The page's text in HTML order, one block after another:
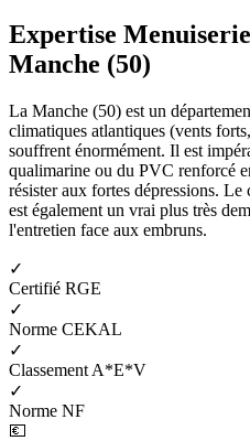
Expertise
Manche (50)
La Manche (50) est un
climatiques atlantiques (vents
souffrent énormément. Il est
qualimarine ou du PVC renforcé
résister aux fortes dépressions.
est également un vrai plus très
l'entretien face aux embruns.
✓
Certifié RGE
✓
Norme CEKAL
✓
Classement A*E*V
✓
Norme NF
💶